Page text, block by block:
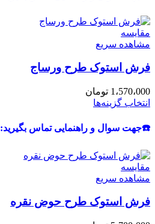
مقایسه
مشاهده سریع
فرش استوک طرح ورساج
1،570،000 تومان
انتخاب گزینه‌ها
☎️جهت سوال و راهنمایی تماس بگیرید:
مقایسه
مشاهده سریع
فرش استوک طرح حوض نقره